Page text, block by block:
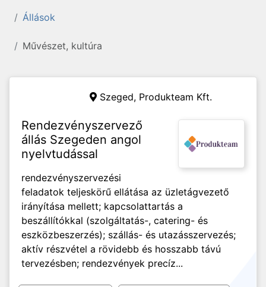
Állások
Művészet, kultúra
Szeged, Produkteam Kft.
Rendezvényszervező
állás Szegeden angol
nyelvtudással
rendezvényszervezési
feladatok teljeskörű ellátása az üzletágvezető
irányítása mellett; kapcsolattartás a
beszállítókkal (szolgáltatás-, catering- és
eszközbeszerzés); szállás- és utazásszervezés;
aktív részvétel a rövidebb és hosszabb távú
tervezésben; rendezvények precíz...